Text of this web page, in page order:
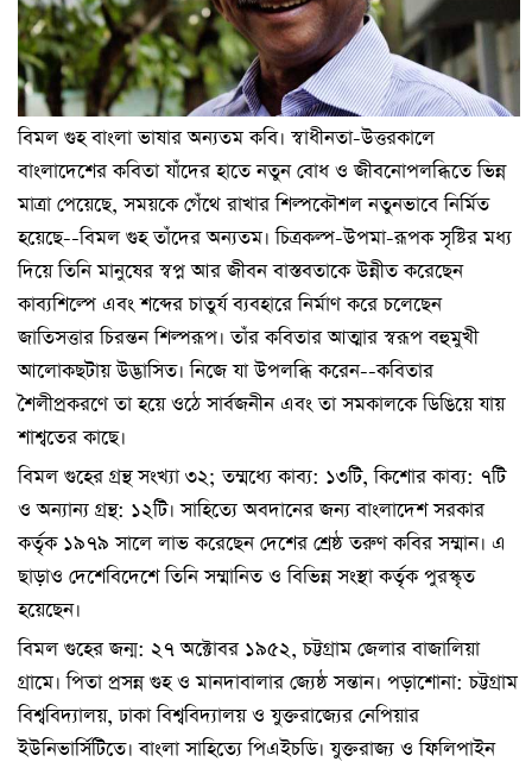
বিমল গুহ বাংলা ভাষার অন্যতম কবি। স্বাধীনতা-উত্তরকালে
বাংলাদেশের কবিতা যাঁদের হাতে নতুন বোধ ও জীবনোপলব্ধিতে ভিন্ন
মাত্রা পেয়েছে, সময়কে গেঁথে রাখার শিল্পকৌশল নতুনভাবে নির্মিত
হয়েছে--বিমল গুহ তাঁদের অন্যতম। চিত্রকল্প-উপমা-রূপক সৃষ্টির মধ্য
দিয়ে তিনি মানুষের স্বপ্ন আর জীবন বাস্তবতাকে উন্নীত করেছেন
কাব্যশিল্পে এবং শব্দের চাতুর্য ব্যবহারে নির্মাণ করে চলেছেন
জাতিসত্তার চিরন্তন শিল্পরূপ। তাঁর কবিতার আত্মার স্বরূপ বহুমুখী
আলোকছটায় উদ্ভাসিত। নিজে যা উপলব্ধি করেন--কবিতার
শৈলীপ্রকরণে তা হয়ে ওঠে সার্বজনীন এবং তা সমকালকে ডিঙিয়ে যায়
শাশ্বতের কাছে।
বিমল গুহের গ্রন্থ সংখ্যা ৩২; তম্মধ্যে কাব্য: ১৩টি, কিশোর কাব্য: ৭টি
ও অন্যান্য গ্রন্থ: ১২টি। সাহিত্যে অবদানের জন্য বাংলাদেশ সরকার
কর্তৃক ১৯৭৯ সালে লাভ করেছেন দেশের শ্রেষ্ঠ তরুণ কবির সম্মান। এ
ছাড়াও দেশেবিদেশে তিনি সম্মানিত ও বিভিন্ন সংস্থা কর্তৃক পুরস্কৃত
হয়েছেন।
বিমল গুহের জন্ম: ২৭ অক্টোবর ১৯৫২, চট্টগ্রাম জেলার বাজালিয়া
গ্রামে। পিতা প্রসন্ন গুহ ও মানদাবালার জ্যেষ্ঠ সন্তান। পড়াশোনা: চট্টগ্রাম
বিশ্ববিদ্যালয়, ঢাকা বিশ্ববিদ্যালয় ও যুক্তরাজ্যের নেপিয়ার
ইউনিভার্সিটিতে। বাংলা সাহিত্যে পিএইচডি। যুক্তরাজ্য ও ফিলিপাইন